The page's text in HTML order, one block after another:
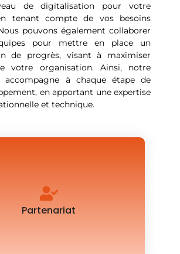
de digitalisation pour votre
tenant compte de vos besoins
pouvons également collaborer
pour mettre en place un
de progrès, visant à maximiser
votre organisation. Ainsi, notre
accompagne à chaque étape de
en apportant une expertise
et technique.
Partenariat
relation de confiance durable pour des
d'accompagnement sur-mesure.